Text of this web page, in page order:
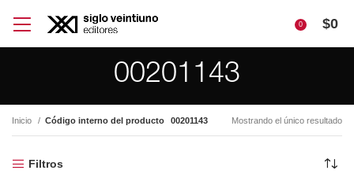
0 $0
00201143
Inicio Código interno del producto 00201143 Mostrando el único resultado
Filtros